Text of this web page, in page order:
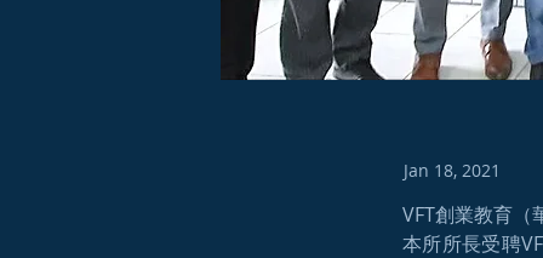
Jan 18, 2021
VFT創業教育（
本所所長受聘